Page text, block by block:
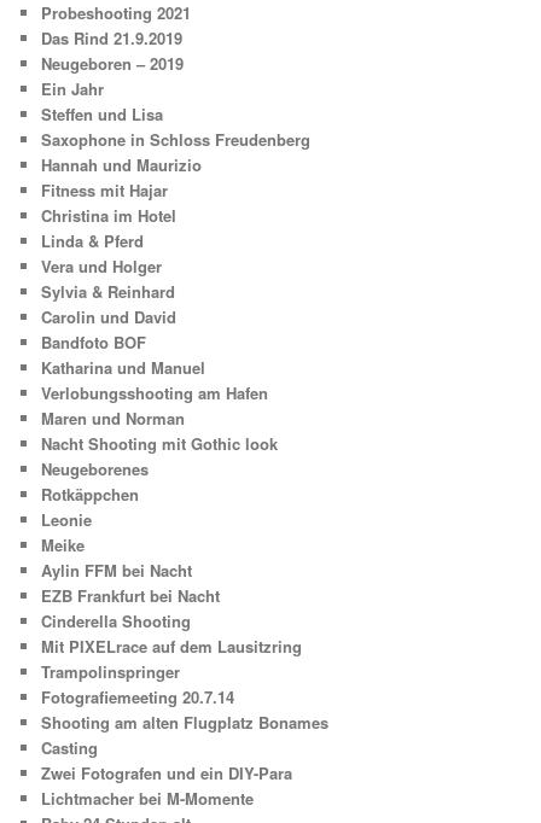
Probeshooting 2021
Das Rind 21.9.2019
Neugeboren – 2019
Ein Jahr
Steffen und Lisa
Saxophone in Schloss Freudenberg
Hannah und Maurizio
Fitness mit Hajar
Christina im Hotel
Linda & Pferd
Vera und Holger
Sylvia & Reinhard
Carolin und David
Bandfoto BOF
Katharina und Manuel
Verlobungsshooting am Hafen
Maren und Norman
Nacht Shooting mit Gothic look
Neugeborenes
Rotkäppchen
Leonie
Meike
Aylin FFM bei Nacht
EZB Frankfurt bei Nacht
Cinderella Shooting
Mit PIXELrace auf dem Lausitzring
Trampolinspringer
Fotografiemeeting 20.7.14
Shooting am alten Flugplatz Bonames
Casting
Zwei Fotografen und ein DIY-Para
Lichtmacher bei M-Momente